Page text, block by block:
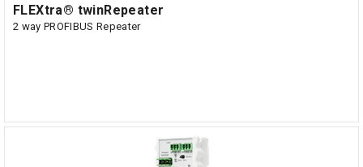
FLEXtra® twinRepeater
2 way PROFIBUS Repeater